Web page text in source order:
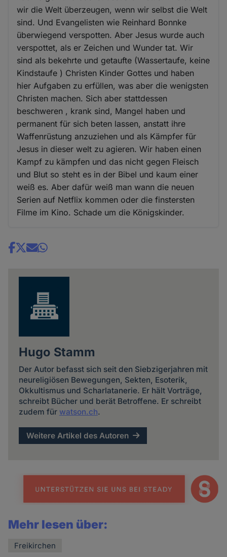
wir die Welt überzeugen, wenn wir selbst die Welt
sind. Und Evangelisten wie Reinhard Bonnke
überwiegend verspotten. Aber Jesus wurde auch
verspottet, als er Zeichen und Wunder tat. Wir
sind als bekehrte und getaufte (Wassertaufe, keine
Kindstaufe ) Christen Kinder Gottes und haben
hier Aufgaben zu erfüllen, was aber die wenigsten
Christen machen. Sich aber stattdessen
beschweren , krank sind, Mangel haben und
permanent für sich beten lassen, anstatt ihre
Waffenrüstung anzuziehen und als Kämpfer für
Jesus in dieser welt zu agieren. Wir haben einen
Kampf zu kämpfen und das nicht gegen Fleisch
und Blut so steht es in der Bibel und kaum einer
weiß es. Aber dafür weiß man wann die neuen
Serien auf Netflix kommen oder die finstersten
Filme im Kino. Schade um die Königskinder.
Share
Hugo Stamm
Der Autor befasst sich seit den Siebzigerjahren mit
neureligiösen Bewegungen, Sekten, Esoterik,
Okkultismus und Scharlatanerie. Er hält Vorträge,
schreibt Bücher und berät Betroffene. Er schreibt
zudem für watson.ch.
Weitere Artikel des Autoren
Mehr lesen über:
Freikirchen